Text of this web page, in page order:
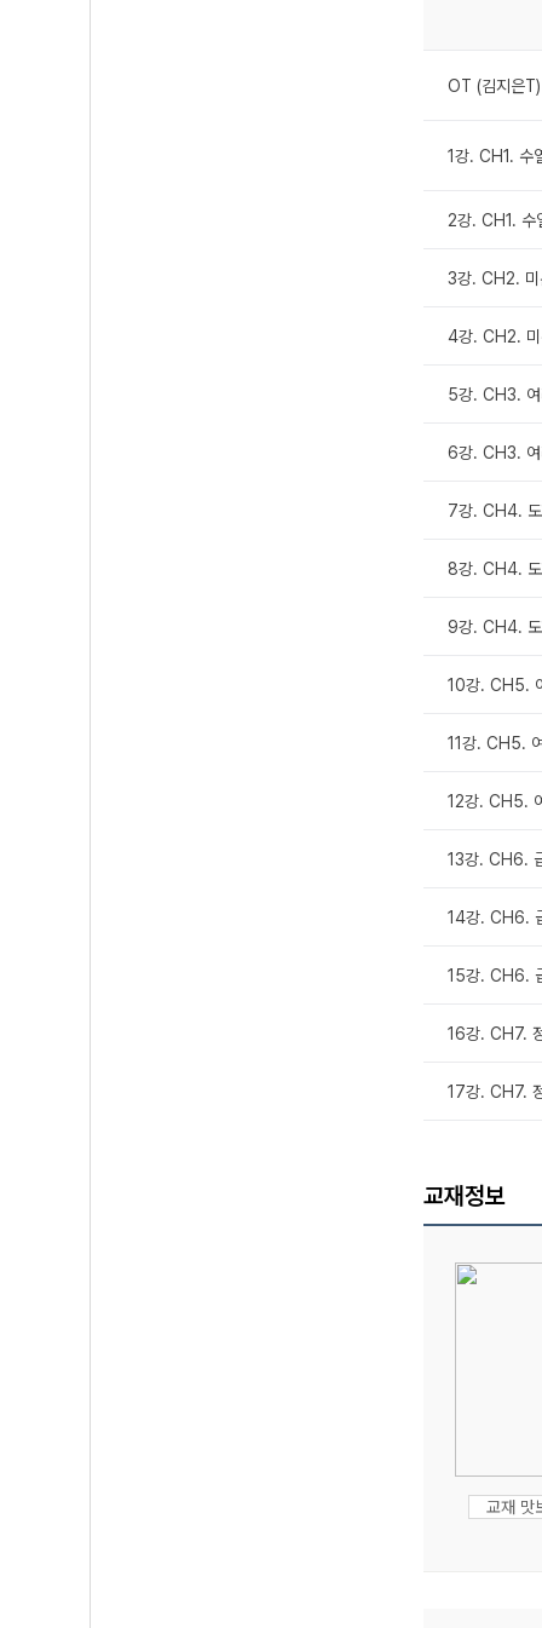
OT (김지은T)
1강. CH1. 수
2강. CH1. 수
3강. CH2. 미
4강. CH2. 미
5강. CH3. 여
6강. CH3. 여
7강. CH4. 도
8강. CH4. 도
9강. CH4. 도
10강. CH5.
11강. CH5.
12강. CH5.
13강. CH6.
14강. CH6.
15강. CH6.
16강. CH7.
17강. CH7.
교재정보
교재 맛